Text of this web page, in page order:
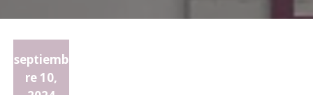
septiemb
re 10,
2024